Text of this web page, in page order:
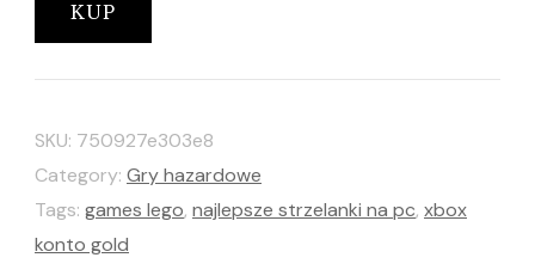
KUP
SKU: 750927e303e8
Category: Gry hazardowe
Tags: games lego, najlepsze strzelanki na pc, xbox
konto gold